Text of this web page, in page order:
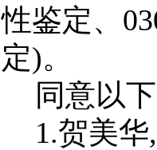
性鉴定、
定)
同意以下
1.贺美